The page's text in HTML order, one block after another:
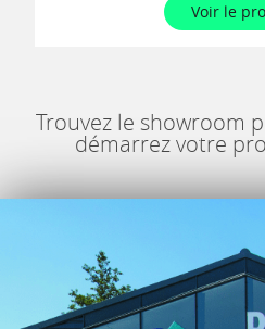
Voir le
Trouvez le showroom
démarrez votre